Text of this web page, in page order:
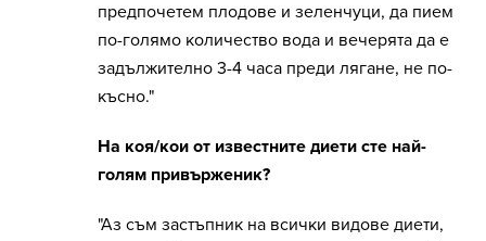
предпочетем плодове и зеленчуци, да пием
по-голямо количество вода и вечерята да е
задължително 3-4 часа преди лягане, не по-
късно."
На коя/кои от известните диети сте най-
голям привърженик?
"Аз съм застъпник на всички видове диети,